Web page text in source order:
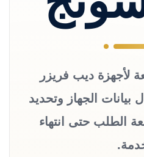
لأجهزة ديب فريزر
الجهاز وتحديد
الطلب حتى انتهاء